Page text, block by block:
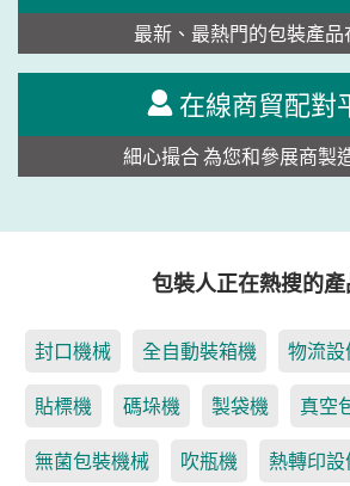
最新、最熱門的包裝產品
在線商貿配對
細心撮合 為您和參展商製
包裝人正在熱搜的
封口機械 全自動裝箱機 物流設
貼標機 碼垛機 製袋機 真空
無菌包裝機械 吹瓶機 熱轉印設